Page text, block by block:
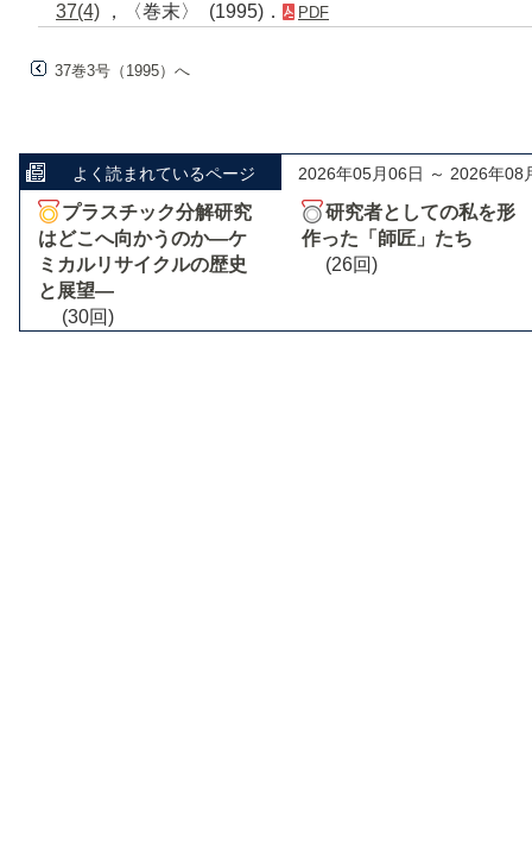
37(4) ，〈巻末〉 (1995)． PDF
37巻3号（1995）へ
よく読まれているページ 2026年05月06日 ～ 2026年08
プラスチック分解研究
はどこへ向かうのか―ケ
ミカルリサイクルの歴史
と展望―
(30回)
研究者としての私を形
作った「師匠」たち
(26回)